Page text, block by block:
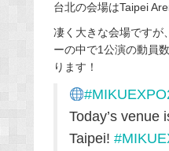
台北の会場はTaipei
凄く大きな会場ですが
ーの中で1公演の動員
ります！
Today’s venue
Taipei!